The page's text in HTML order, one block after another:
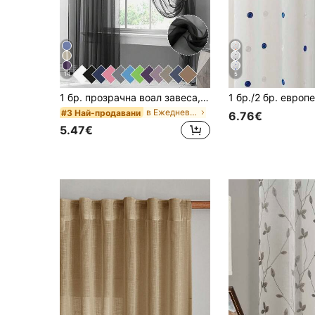
14
1 бр. прозрачна воал завеса, лека полупрозрачна материя, слънцезащита и топлоизолация, дизайн с джоб тип "картон", добра драпируемост, подходяща за хол, спалня, балкон | Есенна декорация, декорация за стая
#3 Най-продавани в Ежедневно Прозрачни панели
5.47€
5
6.76€